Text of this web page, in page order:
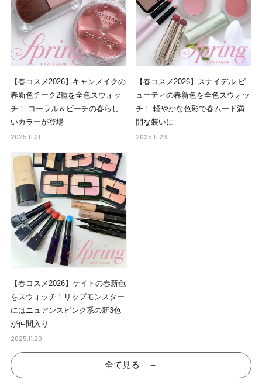
【春コスメ2026】キャンメイクの
春新色チーク2種を全色スウォッ
チ！ コーラル＆ピーチの春らし
いカラーが登場
2025.11.21
【春コスメ2026】スナイデル ビ
ューティの春新色を全色スウォッ
チ！ 軽やかな色彩で春ムード満
開な装いに
2025.11.23
【春コスメ2026】ケイトの春新色
をスウォッチ！リップモンスター
にはニュアンスピンク系の新3色
が仲間入り
2025.11.20
全て見る ＋